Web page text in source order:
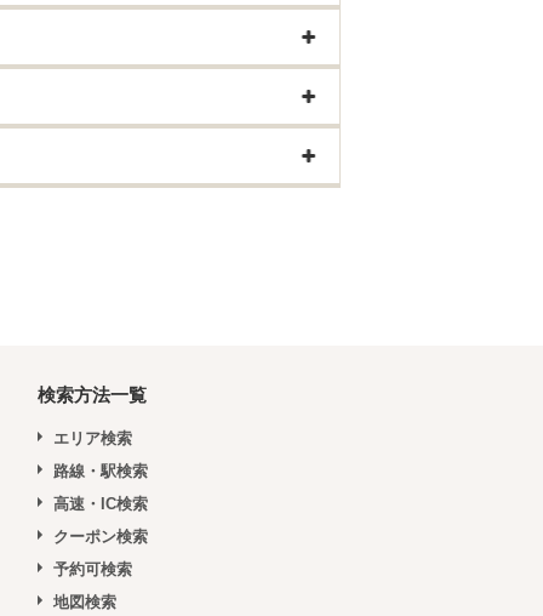
検索方法一覧
エリア検索
路線・駅検索
高速・IC検索
クーポン検索
予約可検索
地図検索